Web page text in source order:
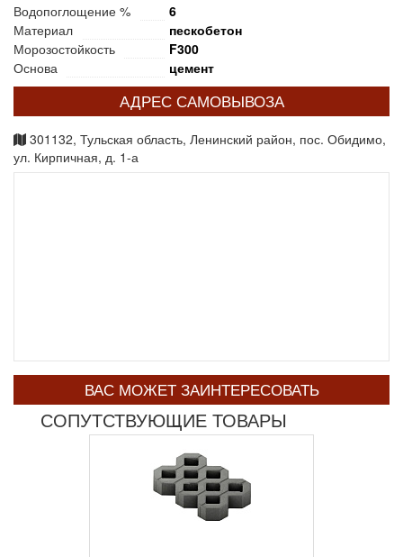
Водопоглощение %
6
Материал
пескобетон
Морозостойкость
F300
Основа
цемент
АДРЕС САМОВЫВОЗА
301132, Тульская область, Ленинский район, пос. Обидимо,
ул. Кирпичная, д. 1-а
ВАС МОЖЕТ ЗАИНТЕРЕСОВАТЬ
СОПУТСТВУЮЩИЕ ТОВАРЫ